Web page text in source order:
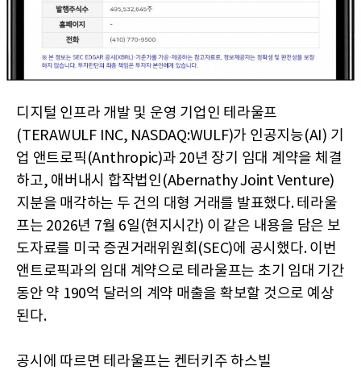
디지털 인프라 개발 및 운영 기업인 테라울프
(TERAWULF INC, NASDAQ:WULF)가 인공지능(AI) 기
업 앤트로픽(Anthropic)과 20년 장기 임대 계약을 체결
하고, 애버내시 합작법인(Abernathy Joint Venture)
지분을 매각하는 두 건의 대형 거래를 발표했다. 테라울
프는 2026년 7월 6일(현지시간) 이 같은 내용을 담은 보
도자료를 미국 증권거래위원회(SEC)에 공시했다. 이번
앤트로픽과의 임대 계약으로 테라울프는 초기 임대 기간
동안 약 190억 달러의 계약 매출을 확보할 것으로 예상
된다.
공시에 따르면 테라울프는 켄터키주 하스빌